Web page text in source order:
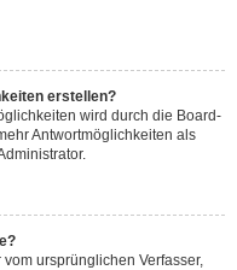
erstellen?
wird durch die Board-
Antwortmöglichkeiten als
ursprünglichen Verfasser,